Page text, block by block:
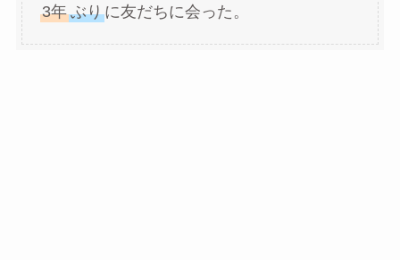
3年 ぶりに友だちに会った。